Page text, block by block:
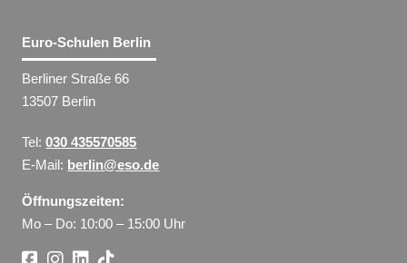
Euro-Schulen Berlin
Berliner Straße 66
13507 Berlin
Tel:030 435570585
E-Mail: berlin@eso.de
Öffnungszeiten:
Mo – Do: 10:00 – 15:00 Uhr